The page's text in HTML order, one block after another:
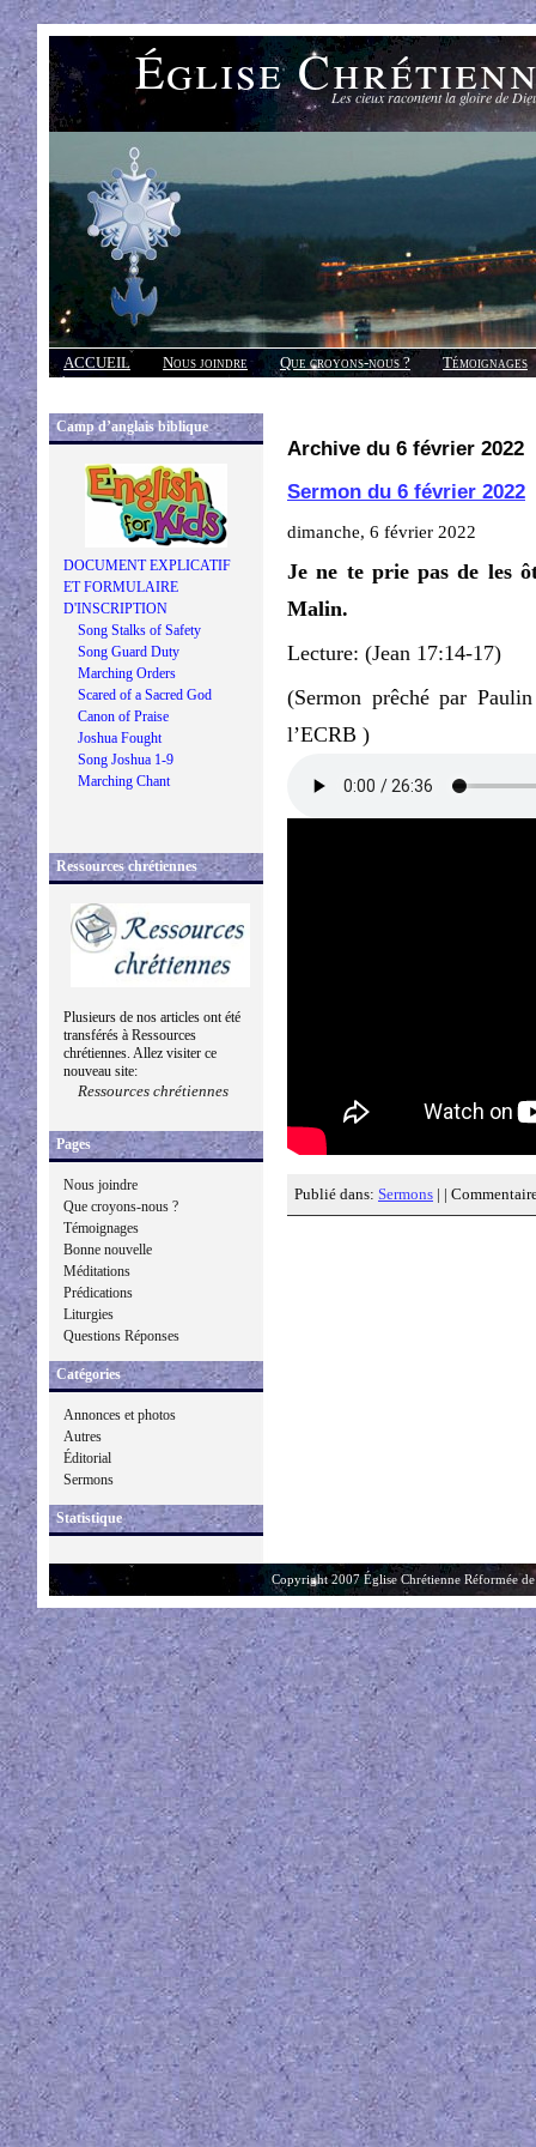
Église Les cieux racontent la gloire de
ACCUEIL Nous joindre Que croyons-nous ?
Témoignages
Réponses
Camp d’anglais biblique
DOCUMENT EXPLICATIF
ET FORMULAIRE
D'INSCRIPTION
Song Stalks of Safety
Song Guard Duty
Marching Orders
Scared of a Sacred God
Canon of Praise
Joshua Fought
Song Joshua 1-9
Marching Chant
Ressources chrétiennes
Plusieurs de nos articles ont été
transférés à Ressources
chrétiennes. Allez visiter ce
nouveau site:
Ressources chrétiennes
Pages
Nous joindre
Que croyons-nous ?
Témoignages
Bonne nouvelle
Méditations
Prédications
Liturgies
Questions Réponses
Catégories
Annonces et photos
Autres
Éditorial
Sermons
Statistique
Archive du 6 février 2022
Sermon du 6 février 2022
dimanche, 6 février 2022
Je ne te prie pas de les
Malin.
Lecture: (Jean 17:14-17)
(Sermon prêché par
l’ECRB )
Publié dans: Sermons | |
Copyright 2007 Église Chrétienne Réformée